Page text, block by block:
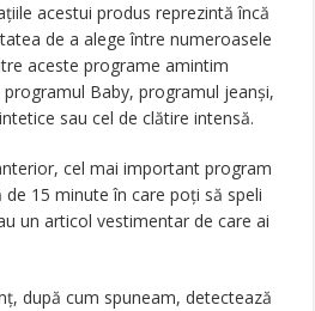
acestui produs reprezintă încă
de a alege între numeroasele
aceste programe amintim
Baby, programul jeanşi,
sau cel de clătire intensă.
cel mai important program
15 minute în care poţi să speli
un articol vestimentar de care ai
după cum spuneam, detectează